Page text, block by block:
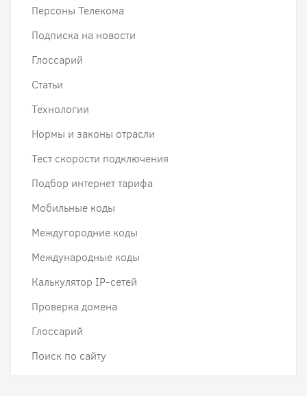
Персоны Телекома
Подписка на новости
Глоссарий
Статьи
Технологии
Нормы и законы отрасли
Тест скорости подключения
Подбор интернет тарифа
Мобильные коды
Междугородние коды
Международные коды
Калькулятор IP-сетей
Проверка домена
Глоссарий
Поиск по сайту